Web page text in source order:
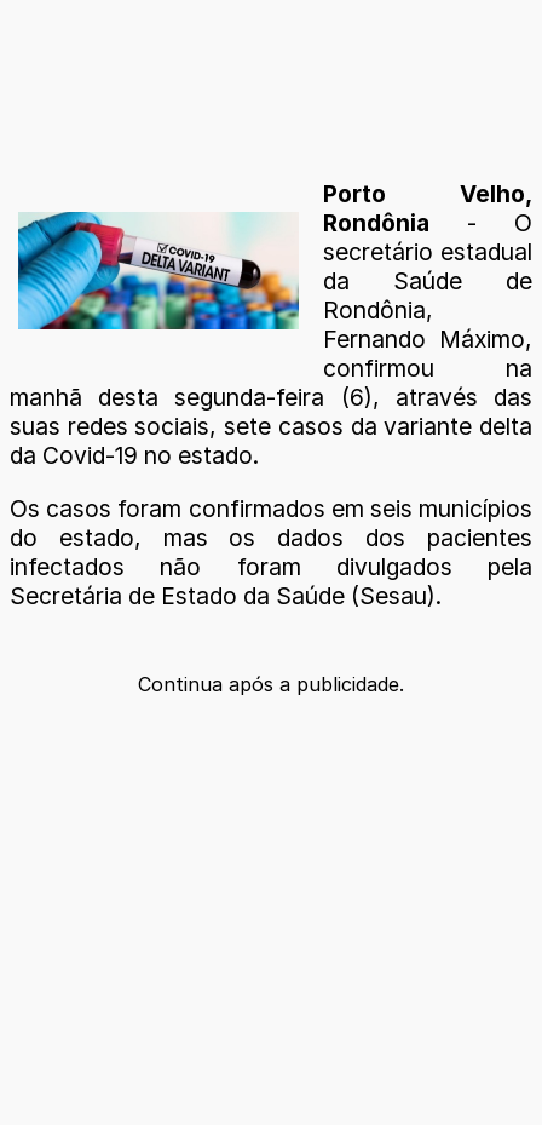
Porto Velho,
Rondônia - O
secretário estadual
da Saúde de
Rondônia,
Fernando Máximo,
confirmou na
manhã desta segunda-feira (6), através das
suas redes sociais, sete casos da variante delta
da Covid-19 no estado.
Os casos foram confirmados em seis municípios
do estado, mas os dados dos pacientes
infectados não foram divulgados pela
Secretária de Estado da Saúde (Sesau).
Continua após a publicidade.